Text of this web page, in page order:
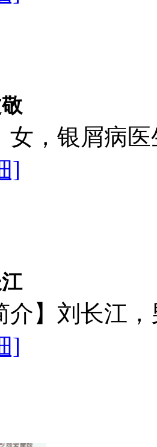
女，银屑病
]
介】刘长江
]